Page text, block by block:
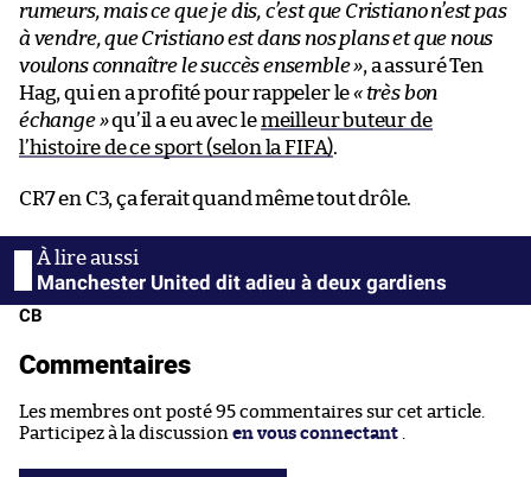
rumeurs, mais ce que je dis, c’est que Cristiano n’est pas
à vendre, que Cristiano est dans nos plans et que nous
voulons connaître le succès ensemble », a assuré Ten
Hag, qui en a profité pour rappeler le« très bon
échange »qu’il a eu avec lemeilleur buteur de
l’histoire de ce sport (selon la FIFA).
CR7 en C3, ça ferait quand même tout drôle.
Manchester United dit adieu à deux gardiens
CB
Commentaires
Les membres ont posté 95 commentaires sur cet article.
Participez à la discussion en vous connectant .